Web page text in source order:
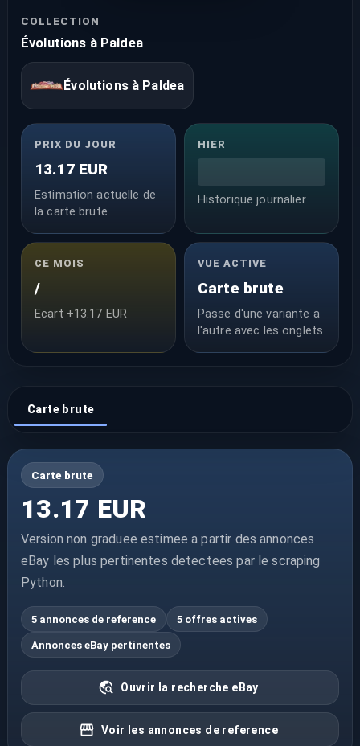
COLLECTION
Évolutions à Paldea
Évolutions à Paldea
PRIX DU JOUR
13.17 EUR
Estimation actuelle de
la carte brute
HIER
Historique journalier
CE MOIS
/
Ecart +13.17 EUR
VUE ACTIVE
Carte brute
Passe d'une variante a
l'autre avec les onglets
Carte brute
Carte brute
13.17 EUR
Version non graduee estimee a partir des annonces
eBay les plus pertinentes detectees par le scraping
Python.
5 annonces de reference 5 offres actives
Annonces eBay pertinentes
Ouvrir la recherche eBay
Voir les annonces de reference